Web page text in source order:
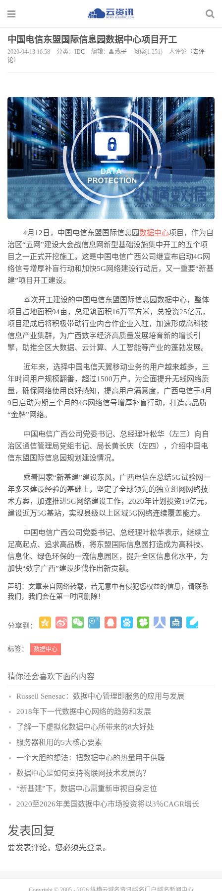
中国电信东盟国际信息园数据中心项目开工
2020-04-13 16:58 分类： IDC 编辑： 燕子 阅读(1,251) 人评论（去评
论）
4月12日，中国电信东盟国际信息园数据中心项目，作为自
治区“五网”建设大会战信息网新型基础设施集中开工的五个项
目之一正式开挖施工。这是中国电信广西公司继宣布启动4G网
络信号增厚补盲行动和加快5G网络建设行动后，又一重要“新基
建”项目开工建设。
本次开工建设的中国电信东盟国际信息园数据中心，整体
项目占地面积94亩，总建筑面积16万平方米，总投资25亿元，
项目建成后将积极带动行业内合作企业入驻，加速形成高科技
信息产业集群，为广西数字经济高质量发展培育新的增长引
擎，助推全区大数据、云计算、人工智能等产业的蓬勃发展。
近年来，选择中国电信天翼移动业务的用户越来越多，三
年时间用户规模翻番，超过1500万户。为全面提升无线网络质
量，确保网络使用良好感知，提高用户满意度，广西电信于4月
9日启动为期三个月的4G网络信号增厚补盲行动，打造高品质
“金牌”网络。
中国电信广西公司党委书记、总经理叶松华（左三）向自
治区通信管理局党组书记、局长黄长庆（左四），介绍中国电
信东盟国际信息园规划建设情况。
乘着国家“新基建”建设东风，广西电信在总结5G试验网一
年多来建设经验的基础上，坚定了全球领先的独立组网网络技
术方案，加速推进5G网络建设工作，2020年计划投资19亿元，
建设近万5G基站，实现县级以上区域5G网络连续覆盖能力。
中国电信广西公司党委书记、总经理叶松华表示，继续立
足高起点、追求高品质，将东盟国际信息园打造成为高科技、
信息化、绿色环保的一流信息园区，提升全区信息化水平，为
加快“数字广西”建设步伐作出新贡献。
声明：文章来自网络转载，若无意中有侵犯您权益的信息，请联系
我们，我们会在第一时间删除！
分享到：
标签： 数据中心
猜你还会喜欢下面的内容
Russell Senesac：数据中心管理即服务的应用与发展
2018年下一代数据中心网络的趋势和发展
了解一下虚拟化数据中心所带来的8大好处
服务器租用的5大核心要素
一个大胆的想法：把数据中心的热量用于供暖
数据中心是如何支持物联网技术发展的？
“新基建”下，数据中心需重新审视自身定位
2020至2026年美国数据中心市场投资将以3％CAGR增长
发表回复
要发表评论，您必须先登录。